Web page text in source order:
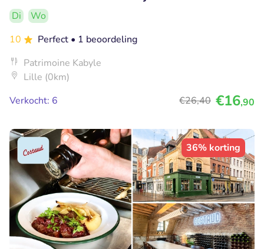
Di
Wo
10
Perfect • 1 beoordeling
Patrimoine Kabyle
Lille (0km)
Verkocht: 6
€26,40 €16,90
36% korting